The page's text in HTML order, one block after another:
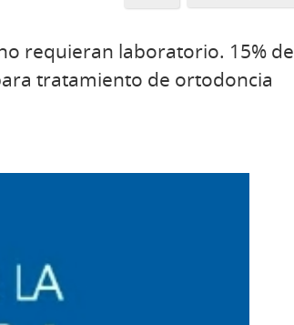
requieran laboratorio. 15% de
tratamiento de ortodoncia